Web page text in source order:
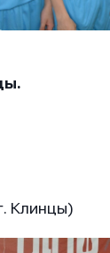
Клинцы)